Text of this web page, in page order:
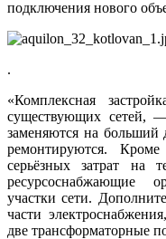
подключения нового
.
«Комплексная
существующих сетей,
заменяются на больший
ремонтируются.
серьёзных затрат на
ресурсоснабжающие
участки сети.
части
две трансформаторные